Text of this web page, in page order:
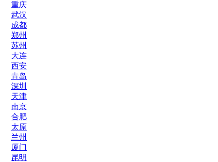
重庆
武汉
成都
郑州
苏州
大连
西安
青岛
深圳
天津
南京
合肥
太原
兰州
厦门
昆明